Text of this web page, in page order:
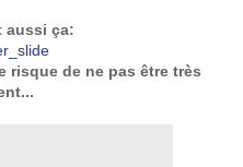
aussi ça:
risque de ne pas être très